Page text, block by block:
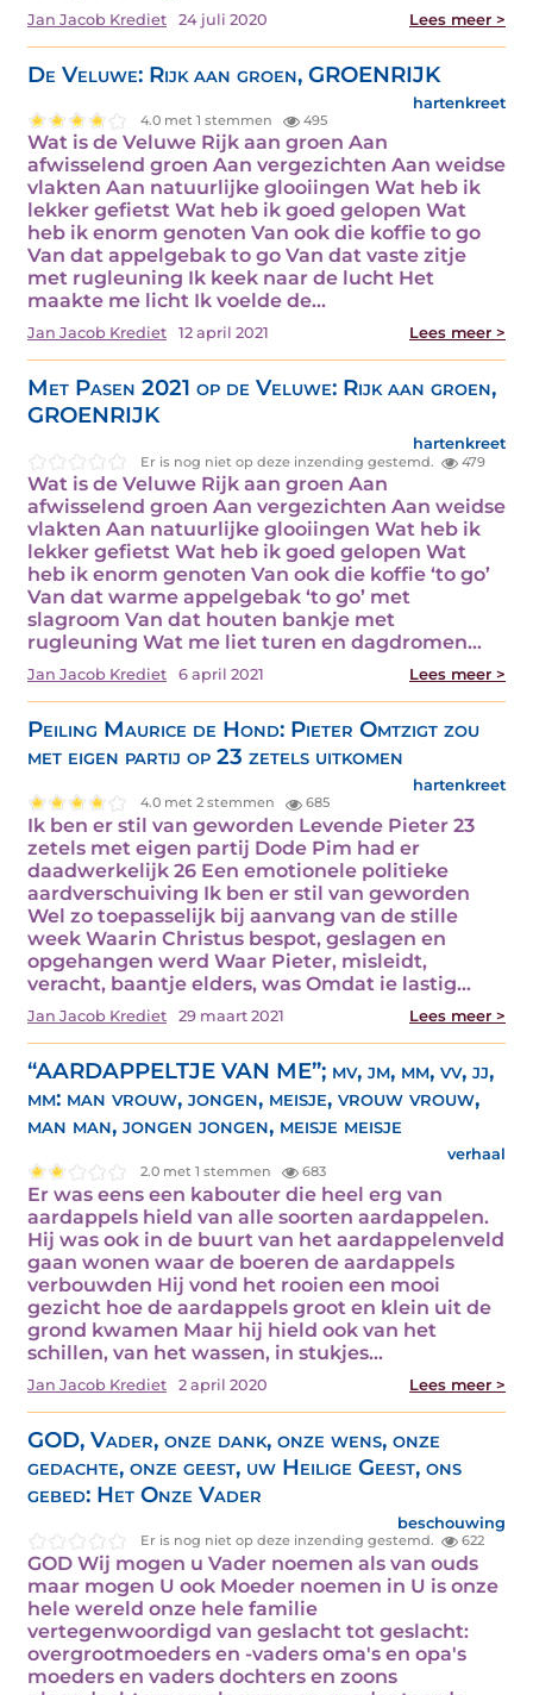
Jan Jacob Krediet 24 juli 2020 Lees meer >
De Veluwe: Rijk aan groen, GROENRIJK
hartenkreet
4.0 met 1 stemmen 495
Wat is de Veluwe Rijk aan groen Aan
afwisselend groen Aan vergezichten Aan weidse
vlakten Aan natuurlijke glooiingen Wat heb ik
lekker gefietst Wat heb ik goed gelopen Wat
heb ik enorm genoten Van ook die koffie to go
Van dat appelgebak to go Van dat vaste zitje
met rugleuning Ik keek naar de lucht Het
maakte me licht Ik voelde de…
Jan Jacob Krediet 12 april 2021 Lees meer >
Met Pasen 2021 op de Veluwe: Rijk aan groen,
GROENRIJK
hartenkreet
Er is nog niet op deze inzending gestemd. 479
Wat is de Veluwe Rijk aan groen Aan
afwisselend groen Aan vergezichten Aan weidse
vlakten Aan natuurlijke glooiingen Wat heb ik
lekker gefietst Wat heb ik goed gelopen Wat
heb ik enorm genoten Van ook die koffie ‘to go’
Van dat warme appelgebak ‘to go’ met
slagroom Van dat houten bankje met
rugleuning Wat me liet turen en dagdromen…
Jan Jacob Krediet 6 april 2021 Lees meer >
Peiling Maurice de Hond: Pieter Omtzigt zou
met eigen partij op 23 zetels uitkomen
hartenkreet
4.0 met 2 stemmen 685
Ik ben er stil van geworden Levende Pieter 23
zetels met eigen partij Dode Pim had er
daadwerkelijk 26 Een emotionele politieke
aardverschuiving Ik ben er stil van geworden
Wel zo toepasselijk bij aanvang van de stille
week Waarin Christus bespot, geslagen en
opgehangen werd Waar Pieter, misleidt,
veracht, baantje elders, was Omdat ie lastig…
Jan Jacob Krediet 29 maart 2021 Lees meer >
“AARDAPPELTJE VAN ME”; mv, jm, mm, vv, jj,
mm: man vrouw, jongen, meisje, vrouw vrouw,
man man, jongen jongen, meisje meisje
verhaal
2.0 met 1 stemmen 683
Er was eens een kabouter die heel erg van
aardappels hield van alle soorten aardappelen.
Hij was ook in de buurt van het aardappelenveld
gaan wonen waar de boeren de aardappels
verbouwden Hij vond het rooien een mooi
gezicht hoe de aardappels groot en klein uit de
grond kwamen Maar hij hield ook van het
schillen, van het wassen, in stukjes…
Jan Jacob Krediet 2 april 2020 Lees meer >
GOD, Vader, onze dank, onze wens, onze
gedachte, onze geest, uw Heilige Geest, ons
gebed: Het Onze Vader
beschouwing
Er is nog niet op deze inzending gestemd. 622
GOD Wij mogen u Vader noemen als van ouds
maar mogen U ook Moeder noemen in U is onze
hele wereld onze hele familie
vertegenwoordigd van geslacht tot geslacht:
overgrootmoeders en -vaders oma's en opa's
moeders en vaders dochters en zoons